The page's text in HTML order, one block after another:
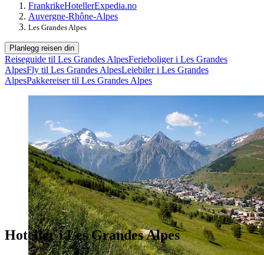
FrankrikeHotellerExpedia.no
Auvergne-Rhône-Alpes
Les Grandes Alpes
Planlegg reisen din
Reiseguide til Les Grandes AlpesFerieboliger i Les Grandes
AlpesFly til Les Grandes AlpesLeiebiler i Les Grandes
AlpesPakkereiser til Les Grandes Alpes
Hoteller i Les Grandes Alpes